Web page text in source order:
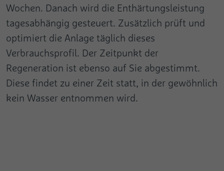
Wochen. Danach wird die Enthärtungsleistung
tagesabhängig gesteuert. Zusätzlich prüft und
optimiert die Anlage täglich dieses
Verbrauchsprofil. Der Zeitpunkt der
Regeneration ist ebenso auf Sie abgestimmt.
Diese findet zu einer Zeit statt, in der gewöhnlich
kein Wasser entnommen wird.